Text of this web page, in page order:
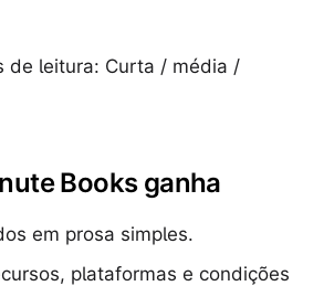
de leitura: Curta / média /
Books ganha
em prosa simples.
plataformas e condições